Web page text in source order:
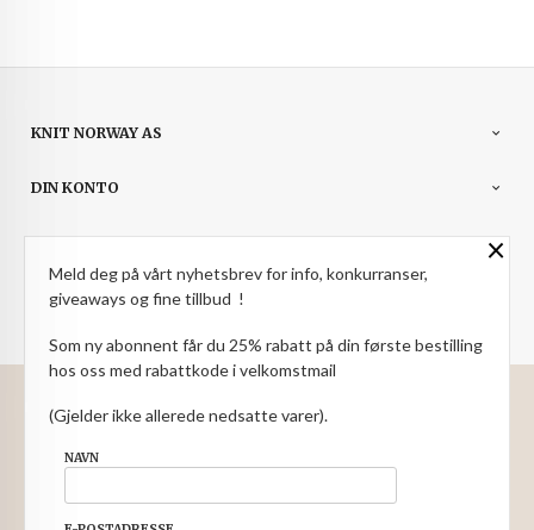
KNIT NORWAY AS
DIN KONTO
NYHETSBREV
PARTNERE
Valuta
FRAKT
×
Meld deg på vårt nyhetsbrev for info, konkurranser,
giveaways og fine tillbud !
Som ny abonnent får du 25% rabatt på din første bestilling
hos oss med rabattkode i velkomstmail
(Gjelder ikke allerede nedsatte varer).
NAVN